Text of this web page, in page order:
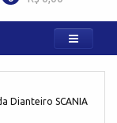
Dianteiro SCANIA